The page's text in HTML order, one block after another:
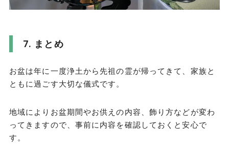
まとめ
お盆は年に一度浄土から先祖の霊が帰ってきて、家族と
ともに過ごす大切な儀式です。
地域によりお盆期間やお供えの内容、飾り方などが変わ
ってきますので、事前に内容を確認しておくと安心で
す。